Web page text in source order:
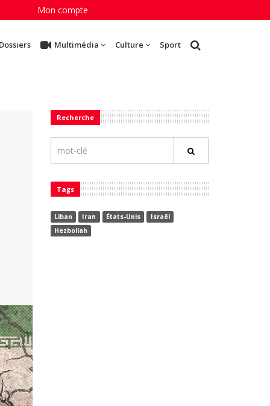
Mon compte
Dossiers Multimédia Culture Sport
Recherche
Tags
Liban Iran États-Unis
Israël
Hezbollah